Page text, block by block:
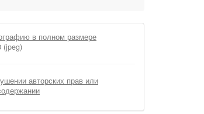
в полном размере
(jpeg)
авторских прав или